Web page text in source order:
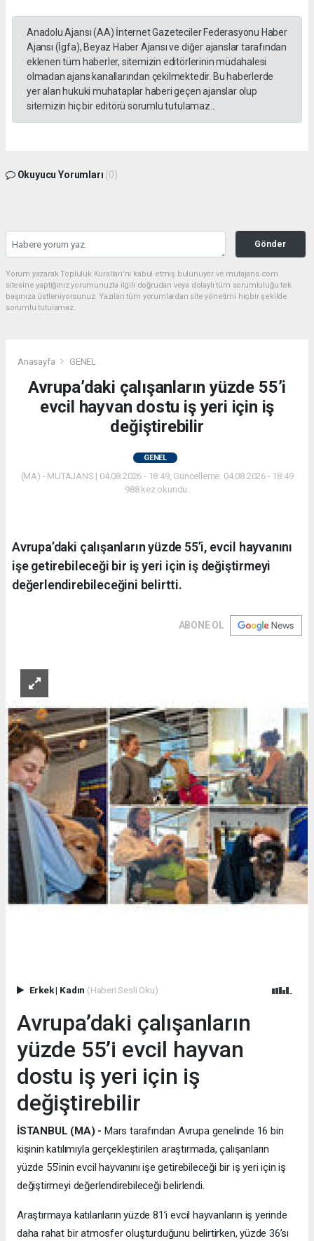
Anadolu Ajansı (AA) İnternet Gazeteciler Federasyonu Haber
Ajansı (İgfa), Beyaz Haber Ajansı ve diğer ajanslar tarafından
eklenen tüm haberler, sitemizin editörlerinin müdahalesi
olmadan ajans kanallarından çekilmektedir. Bu haberlerde
yer alan hukuki muhataplar haberi geçen ajanslar olup
sitemizin hiç bir editörü sorumlu tutulamaz...
Okuyucu Yorumları (0)
Gönder
Yorum yazarak Topluluk Kuralları’nı kabul etmiş bulunuyor ve mutajans.com
sitesine yaptığınız yorumunuzla ilgili doğrudan veya dolaylı tüm sorumluluğu tek
başınıza üstleniyorsunuz. Yazılan tüm yorumlardan site yönetimi hiçbir şekilde
sorumlu tutulamaz.
Anasayfa GENEL
Avrupa’daki çalışanların yüzde 55’i
evcil hayvan dostu iş yeri için iş
değiştirebilir
GENEL
(MA) - MUTAJANS | 04.08.2026 - 18:49, Güncelleme: 04.08.2026 - 18:49
988 kez okundu.
Avrupa’daki çalışanların yüzde 55’i, evcil hayvanını
işe getirebileceği bir iş yeri için iş değiştirmeyi
değerlendirebileceğini belirtti.
ABONE OL
Erkek| Kadın (Haberi Sesli Oku)
Avrupa’daki çalışanların
yüzde 55’i evcil hayvan
dostu iş yeri için iş
değiştirebilir
İSTANBUL (MA) - Mars tarafından Avrupa genelinde 16 bin
kişinin katılımıyla gerçekleştirilen araştırmada, çalışanların
yüzde 55’inin evcil hayvanını işe getirebileceği bir iş yeri için iş
değiştirmeyi değerlendirebileceği belirlendi.
Araştırmaya katılanların yüzde 81’i evcil hayvanların iş yerinde
daha rahat bir atmosfer oluşturduğunu belirtirken, yüzde 36’sı